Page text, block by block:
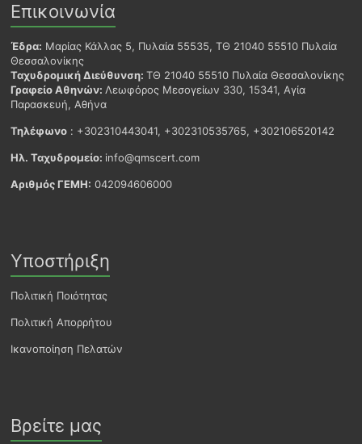
Επικοινωνία
Έδρα: Μαρίας Κάλλας 5, Πυλαία 55535, ΤΘ 21040 55510 Πυλαία
Θεσσαλονίκης
Ταχυδρομική Διεύθυνση:ΤΘ 21040 55510 Πυλαία Θεσσαλονίκης
Γραφείο Αθηνών:Λεωφόρος Μεσογείων 330, 15341, Αγία
Παρασκευή, Αθήνα
Τηλέφωνο : +302310443041, +302310535765, +302106520142
Ηλ. Ταχυδρομείο: info@qmscert.com
Αριθμός ΓΕΜΗ: 042094606000
Υποστήριξη
Πολιτική Ποιότητας
Πολιτική Απορρήτου
Ικανοποίηση Πελατών
Βρείτε μας